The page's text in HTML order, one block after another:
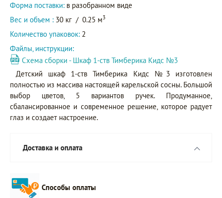
Форма поставки: в разобранном виде
Вес и объем : 30 кг / 0.25 м3
Количество упаковок: 2
Файлы, инструкции:
Схема сборки - Шкаф 1-ств Тимберика Кидс №3
Детский шкаф 1-ств Тимберика Кидс №3 изготовлен
полностью из массива настоящей карельской сосны. Большой
выбор цветов, 5 вариантов ручек. Продуманное,
сбалансированное и современное решение, которое радует
глаз и создает настроение.
Доставка и оплата
Способы оплаты